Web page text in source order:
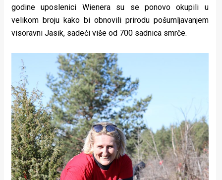
Magazin
godine uposlenici Wienera su se ponovo okupili u
velikom broju kako bi obnovili prirodu pošumljavanjem
visoravni Jasik, sadeći više od 700 sadnica smrče.